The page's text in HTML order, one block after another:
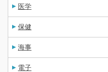
医学
保健
海事
電子